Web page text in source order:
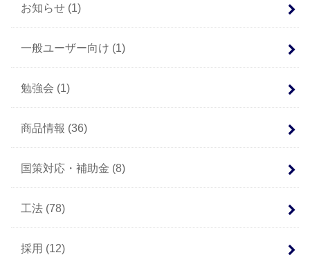
お知らせ (1)
一般ユーザー向け (1)
勉強会 (1)
商品情報 (36)
国策対応・補助金 (8)
工法 (78)
採用 (12)